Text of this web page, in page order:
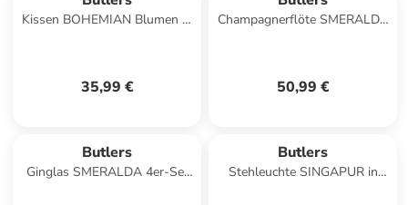
Kissen BOHEMIAN Blumen in
35,99 €
Champagnerflöte SMERALDA
50,99 €
Butlers
Ginglas SMERALDA 4er-Set
Butlers
Stehleuchte SINGAPUR in